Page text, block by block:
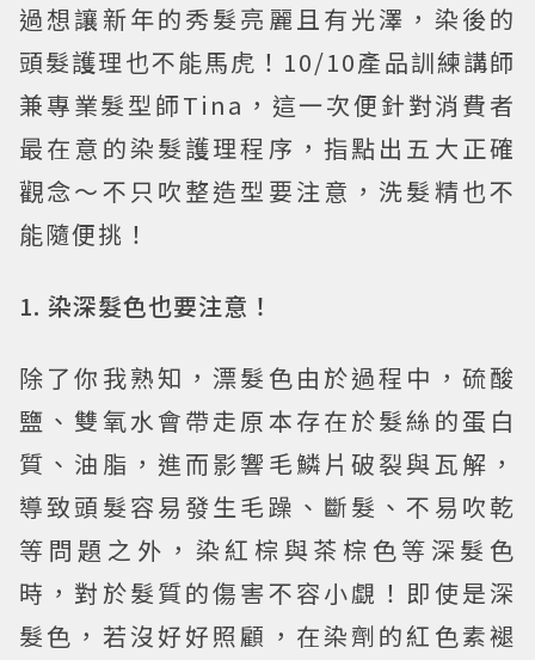
過想讓新年的秀髮亮麗且有光澤，染後的
頭髮護理也不能馬虎！10/10產品訓練講師
兼專業髮型師Tina，這一次便針對消費者
最在意的染髮護理程序，指點出五大正確
觀念～不只吹整造型要注意，洗髮精也不
能隨便挑！
1. 染深髮色也要注意！
除了你我熟知，漂髮色由於過程中，硫酸
鹽、雙氧水會帶走原本存在於髮絲的蛋白
質、油脂，進而影響毛鱗片破裂與瓦解，
導致頭髮容易發生毛躁、斷髮、不易吹乾
等問題之外，染紅棕與茶棕色等深髮色
時，對於髮質的傷害不容小覷！即使是深
髮色，若沒好好照顧，在染劑的紅色素褪